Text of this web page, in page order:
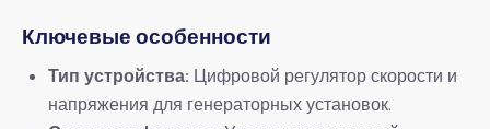
​Ключевые особенности​
​Тип устройства:​ ​ Цифровой регулятор скорости и
напряжения для генераторных установок.